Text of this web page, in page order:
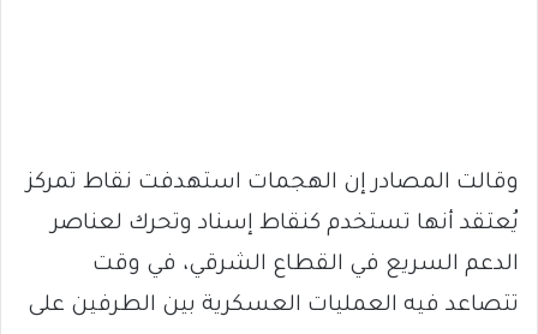
وقالت المصادر إن الهجمات استهدفت نقاط تمركز
يُعتقد أنها تستخدم كنقاط إسناد وتحرك لعناصر
الدعم السريع في القطاع الشرقي، في وقت
تتصاعد فيه العمليات العسكرية بين الطرفين على